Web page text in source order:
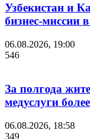
Узбекистан и
бизнес-
06.08.2026, 19:00
546
За полгода
медуслуги
06.08.2026, 18:58
349